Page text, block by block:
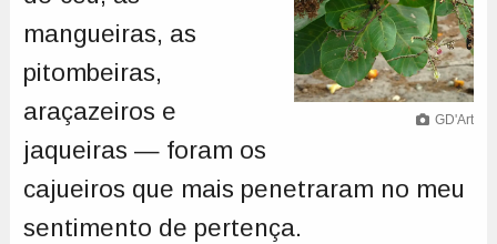
GD'Art
mangueiras, as
pitombeiras,
araçazeiros e
jaqueiras — foram os
cajueiros que mais penetraram no meu
sentimento de pertença.